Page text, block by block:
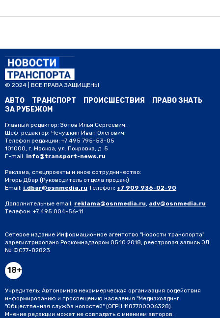
© 2024 | ВСЕ ПРАВА ЗАЩИЩЕНЫ
АВТО ТРАНСПОРТ ПРОИСШЕСТВИЯ
ПРАВО ЗНАТЬ
ЗА РУБЕЖОМ
Главный редактор: Зотов Илья Сергеевич.
Шеф-редактор: Чечушкин Иван Олегович.
Телефон редакции: +7 495 795-53-05
101000, г. Москва, ул. Покровка, д. 5
E-mail: info@transport-news.ru
Реклама, спецпроекты и иное сотрудничество:
Игорь Дбар (Руководитель отдела продаж)
Email: i.dbar@osnmedia.ru Телефон: +7 909 936-02-90
Дополнительные email: reklama@osnmedia.ru, adv@osnmedia.ru
Телефон: +7 495 004-56-11
Сетевое издание Информационное агентство "Новости транспорта"
зарегистрировано Роскомнадзором 05.10.2018, реестровая запись ЭЛ
№ ФС77-82823.
18+
Учредитель: Автономная некоммерческая организация содействия
информированию и просвещению населения "Медиахолдинг
"Общественная служба новостей" (ОГРН 1187700006328).
Мнение редакции может не совпадать с мнением авторов.